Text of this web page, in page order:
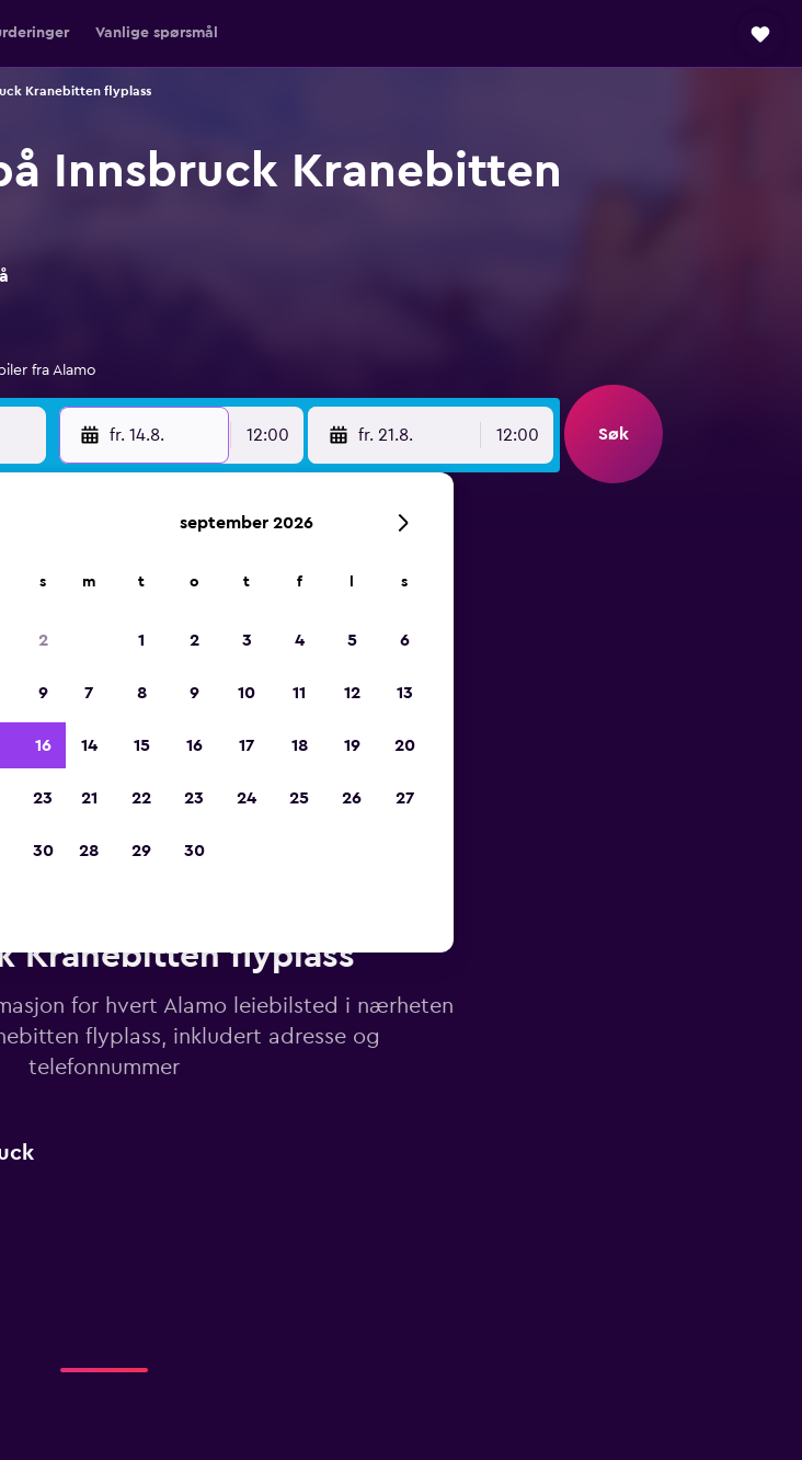
Vanlige spørsmål
Kranebitten flyplass
Innsbruck Kranebitten
fra Alamo
fr. 14.8. 12:00 fr. 21.8. 12:00 Søk
2023
Kranebitten flyplass
for hvert Alamo leiebilsted i nærheten
flyplass, inkludert adresse og
telefonnummer
s
2
9
16
23
30
september 2026
m t o t f s
1 2 3 4 5 6
7 8 9 10 11 12 13
14 15 16 17 18 19 20
21 22 23 24 25 26 27
28 29 30